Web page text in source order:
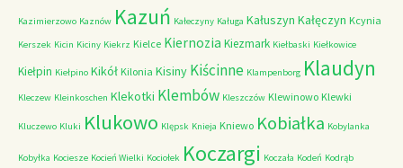
Kazimierzowo Kaznów Kazuń Kałeczyny Kaługa Kałuszyn Kałęczyn Kcynia
Kerszek Kicin Kiciny Kiekrz Kielce Kiernozia Kiezmark Kiełbaski Kiełkowice
Kiełpin Kiełpino Kikół Kilonia Kisiny Kiścinne Klampenborg Klaudyn
Kleczew Kleinkoschen Klekotki Klembów Kleszczów Klewinowo Klewki
Kluczewo Kluki Klukowo Klępsk Knieja Kniewo Kobiałka Kobylanka
Kobyłka Kociesze Kocień Wielki Kociołek Koczargi Koczała Kodeń Kodrąb